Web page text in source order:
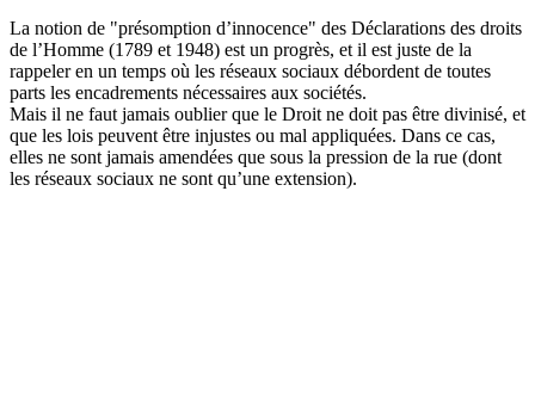
La notion de "présomption d’innocence" des Déclarations des droits
de l’Homme (1789 et 1948) est un progrès, et il est juste de la
rappeler en un temps où les réseaux sociaux débordent de toutes
parts les encadrements nécessaires aux sociétés.
Mais il ne faut jamais oublier que le Droit ne doit pas être divinisé, et
que les lois peuvent être injustes ou mal appliquées. Dans ce cas,
elles ne sont jamais amendées que sous la pression de la rue (dont
les réseaux sociaux ne sont qu’une extension).